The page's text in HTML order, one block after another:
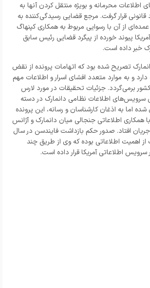
اطلاعات محرمانه و بویژه منتقل کردن آنها به
قانونی قرار گرفت. مرجع قضایی رسیدگی‌کننده به
از آن با رسوایی مربوط به همکاری کپنهاگ
پیوند خورده از پیگرد قضایی رئیس سابق
خبر داده است.
تصریح شده بود که اتهامات پرونده از نقض
و به موارد متعدد افشای اسرار و اطلاعات مهم
برمی‌گردد. جزئیات تحقیقات در مورد لارس
سرویس‌های اطلاعات نظامی دانمارک در دسته
اما به اذغان کارشناسان و رسانه، این پرونده
همکاری اطلاعاتی جنجالی میان دانمارک و آژانس
جریان افتاد. صدور حکم بازداشت فایندسن در سال
از اهمیت اطلاعاتی بوده که وی از طریق چند
سرویس اطلاعاتی آمریکا قرار داده است.